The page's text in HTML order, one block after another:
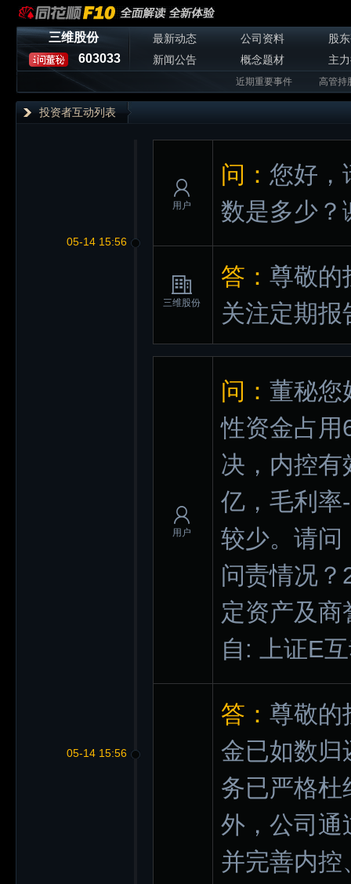
三维股份
603033
最新动态 公司资料
股
新闻公告
概念题材 主
近期重要事件 高管持
投资者互动列表
05-14 15:56
用户
问： 您好，
数是多少？
三维股份
答： 尊敬的
关注定期报
05-14 15:56
用户
问： 董秘您
性资金占用
决，内控有
亿，毛利率
较少。请问
问责情况
定资产及
自: 上证E
答： 尊敬的
金已如数归
务已严格杜
外，公司通
并完善内控